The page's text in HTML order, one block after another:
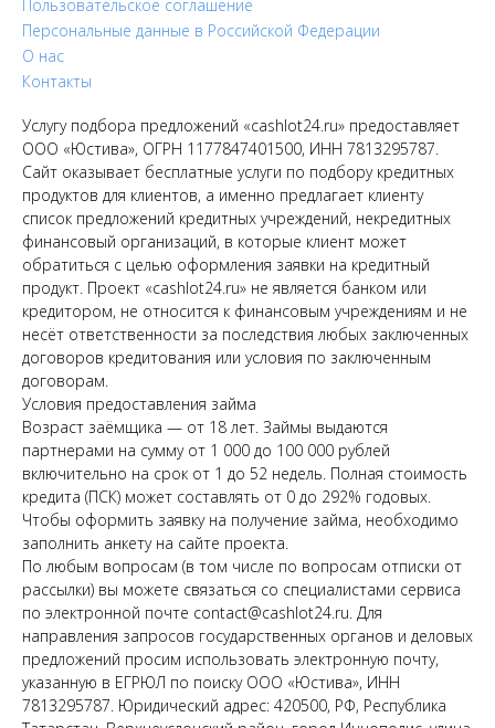
Пользовательское соглашение
Персональные данные в Российской Федерации
О нас
Контакты
Услугу подбора предложений «cashlot24.ru» предоставляет
ООО «Юстива», ОГРН 1177847401500, ИНН 7813295787.
Сайт оказывает бесплатные услуги по подбору кредитных
продуктов для клиентов, а именно предлагает клиенту
список предложений кредитных учреждений, некредитных
финансовый организаций, в которые клиент может
обратиться с целью оформления заявки на кредитный
продукт. Проект «cashlot24.ru» не является банком или
кредитором, не относится к финансовым учреждениям и не
несёт ответственности за последствия любых заключенных
договоров кредитования или условия по заключенным
договорам.
Условия предоставления займа
Возраст заёмщика — от 18 лет. Займы выдаются
партнерами на сумму от 1 000 до 100 000 рублей
включительно на срок от 1 до 52 недель. Полная стоимость
кредита (ПСК) может составлять от 0 до 292% годовых.
Чтобы оформить заявку на получение займа, необходимо
заполнить анкету на сайте проекта.
По любым вопросам (в том числе по вопросам отписки от
рассылки) вы можете связаться со специалистами сервиса
по электронной почте contact@cashlot24.ru. Для
направления запросов государственных органов и деловых
предложений просим использовать электронную почту,
указанную в ЕГРЮЛ по поиску ООО «Юстива», ИНН
7813295787. Юридический адрес: 420500, РФ, Республика